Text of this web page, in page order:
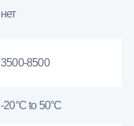
нет
3500-8500
-20°C to 50°C